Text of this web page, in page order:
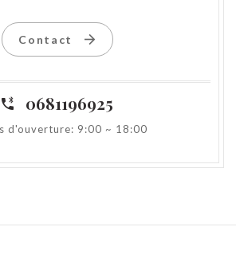
Contact
0681196925
d'ouverture: 9:00 ~ 18:00